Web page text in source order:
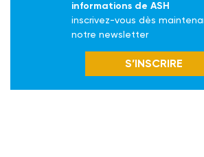
informations de ASH
inscrivez-vous dès
notre newsletter
S’INSCRIRE